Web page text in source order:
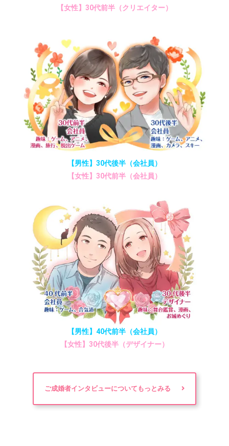
【女性】30代前半（クリエイター）
【男性】30代後半（会社員）
【女性】30代前半（会社員）
【男性】40代前半（会社員）
【女性】30代後半（デザイナー）
ご成婚者インタビューについてもっとみる